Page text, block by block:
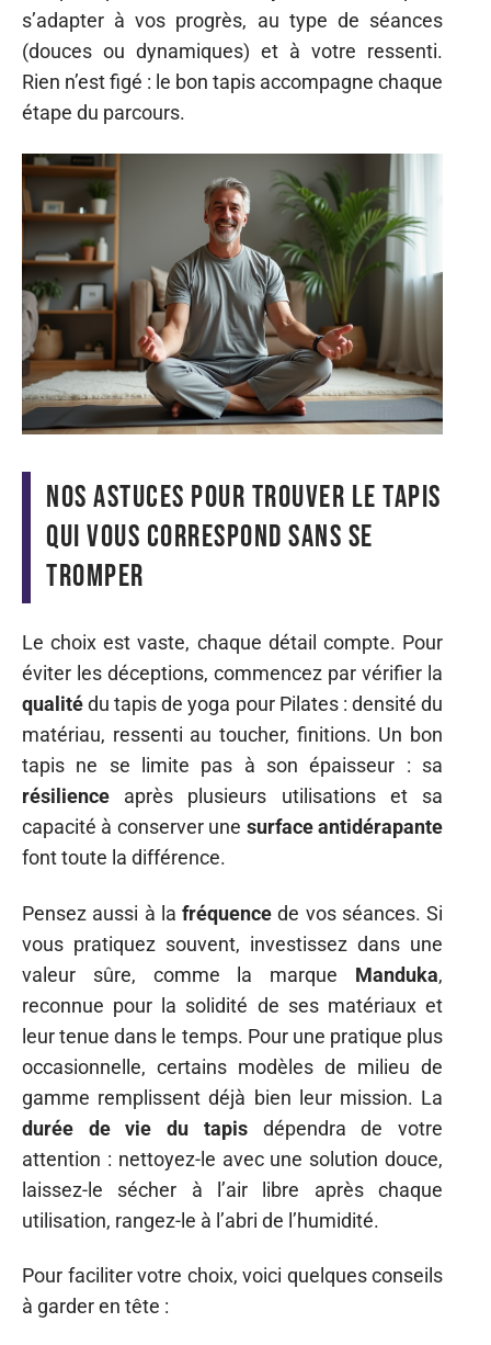
s’adapter à vos progrès, au type de séances
(douces ou dynamiques) et à votre ressenti.
Rien n’est figé : le bon tapis accompagne chaque
étape du parcours.
Nos astuces pour trouver le tapis
qui vous correspond sans se
tromper
Le choix est vaste, chaque détail compte. Pour
éviter les déceptions, commencez par vérifier la
qualitédu tapis de yoga pour Pilates : densité du
matériau, ressenti au toucher, finitions. Un bon
tapis ne se limite pas à son épaisseur : sa
résilience après plusieurs utilisations et sa
capacité à conserver une surface antidérapante
font toute la différence.
Pensez aussi à la fréquence de vos séances. Si
vous pratiquez souvent, investissez dans une
valeur sûre, comme la marque Manduka,
reconnue pour la solidité de ses matériaux et
leur tenue dans le temps. Pour une pratique plus
occasionnelle, certains modèles de milieu de
gamme remplissent déjà bien leur mission. La
durée de vie du tapisdépendra de votre
attention : nettoyez-le avec une solution douce,
laissez-le sécher à l’air libre après chaque
utilisation, rangez-le à l’abri de l’humidité.
Pour faciliter votre choix, voici quelques conseils
à garder en tête :